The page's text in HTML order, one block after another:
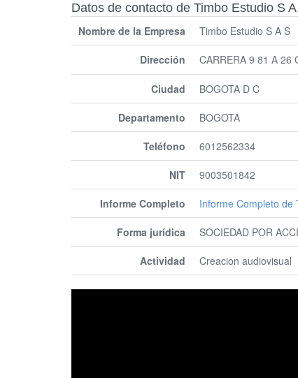
Datos de contacto de Timbo Estudio S
Nombre de la Empresa
Timbo Estudio S A S
Dirección CARRERA 9 81 A 26
Ciudad BOGOTA D C
Departamento BOGOTA
Teléfono 6012562334
NIT 9003501842
Informe Completo Informe Completo de
Forma jurídica SOCIEDAD POR
Actividad Creacion audiovisual